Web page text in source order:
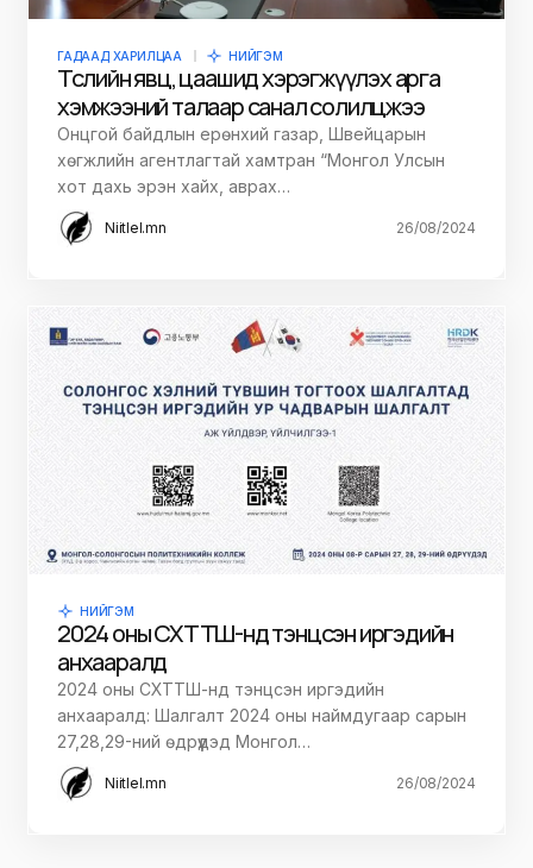
ГАДААД ХАРИЛЦАА НИЙГЭМ
Төслийн явц, цаашид хэрэгжүүлэх арга
хэмжээний талаар санал солилцжээ
Онцгой байдлын ерөнхий газар, Швейцарын
хөгжлийн агентлагтай хамтран “Монгол Улсын
хот дахь эрэн хайх, аврах…
Niitlel.mn 26/08/2024
НИЙГЭМ
2024 оны СХТТШ-нд тэнцсэн иргэдийн
анхааралд
2024 оны СХТТШ-нд тэнцсэн иргэдийн
анхааралд: Шалгалт 2024 оны наймдугаар сарын
27,28,29-ний өдрүүдэд Монгол…
Niitlel.mn 26/08/2024